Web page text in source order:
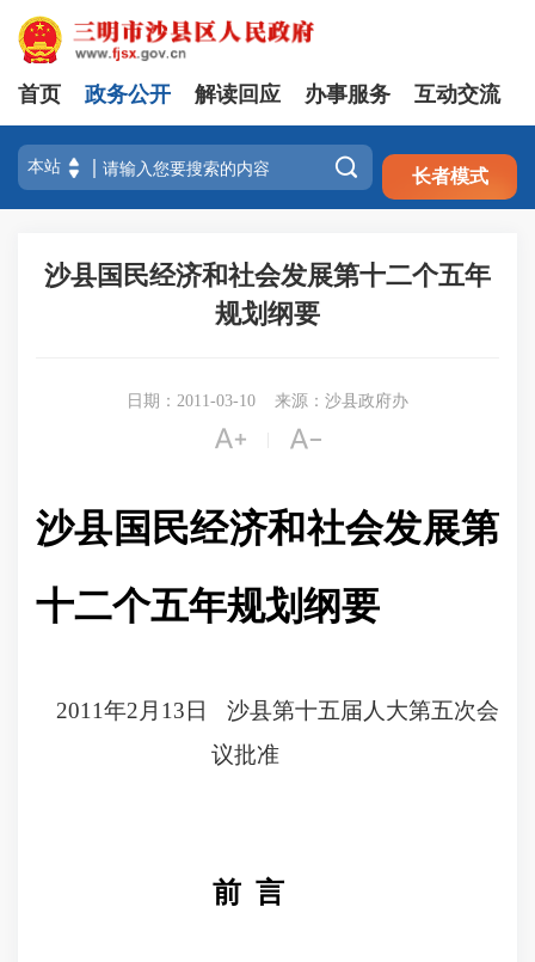
注册 登录
首页 政务公开 解读回应 办事服务 互动交流
 长者模式
沙县国民经济和社会发展第十二个五年
规划纲要
日期：2011-03-10 来源：沙县政府办
 
沙县国民经济和社会发展第
十二个五年规划纲要
2011年2 月 13 日
沙县第十五届人大第五次会
议批准
前 言